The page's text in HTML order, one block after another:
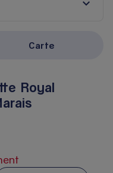
Carte
Royal